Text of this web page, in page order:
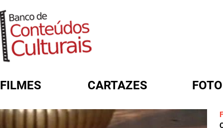
FILMES CARTAZES
FORMULÁRIO DE BUSCA